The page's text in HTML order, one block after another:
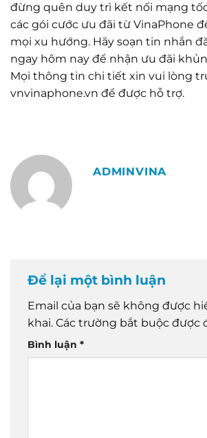
đừng quên duy trì kết nối mạng
các gói cước ưu đãi từ VinaPhone
mọi xu hướng. Hãy soạn tin nhắn
ngay hôm nay để nhận ưu đãi
Mọi thông tin chi tiết xin vui lòng
vnvinaphone.vn để được hỗ trợ.
ADMINVINA
Để lại một bình luận
Email của bạn sẽ không được
khai. Các trường bắt buộc được
Bình luận *